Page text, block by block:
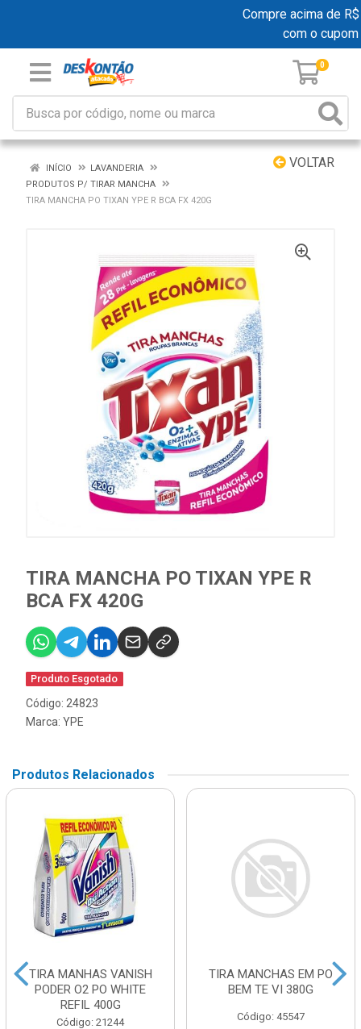
Compre acima de
com o cupom
0
VOLTAR
INÍCIO
LAVANDERIA
PRODUTOS P/ TIRAR MANCHA
TIRA MANCHA PO TIXAN YPE R BCA FX 420G
TIRA MANCHA PO TIXAN YPE R
BCA FX 420G
Produto Esgotado
Código: 24823
Marca: YPE
Produtos Relacionados
TIRA MANHAS VANISH
PODER O2 PO WHITE
REFIL 400G
Código: 21244
TIRA MANCHAS EM PO
BEM TE VI 380G
Código: 45547